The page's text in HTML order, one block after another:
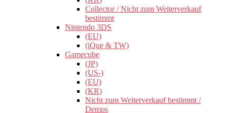
Collector / Nicht zum Weiterverkauf
bestimmt
Nintendo 3DS
(EU)
(iQue & TW)
Gamecube
(JP)
(US-)
(EU)
(KR)
Nicht zum Weiterverkauf bestimmt /
Demos